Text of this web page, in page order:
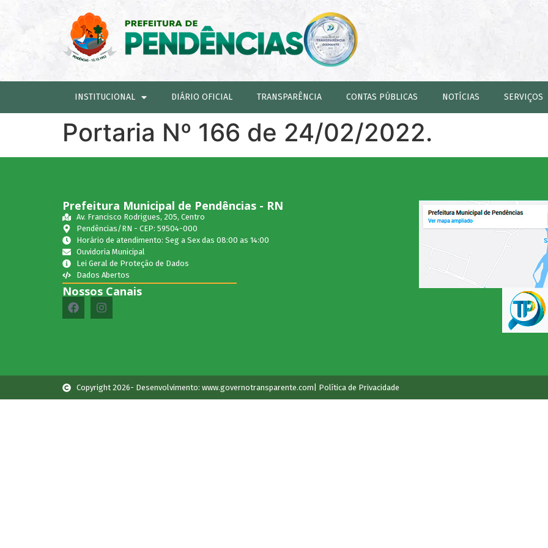
INSTITUCIONAL DIÁRIO OFICIAL TRANSPARÊNCIA CONTAS PÚBLICAS NOTÍCIAS SERVIÇOS
Portaria Nº 166 de 24/02/2022.
Prefeitura Municipal de Pendências - RN
Av. Francisco Rodrigues, 205, Centro
Pendências/RN - CEP: 59504-000
Horário de atendimento: Seg a Sex das 08:00 as 14:00
Ouvidoria Municipal
Lei Geral de Proteção de Dados
Dados Abertos
Nossos Canais
Copyright 2026- Desenvolvimento: www.governotransparente.com | Política de Privacidade